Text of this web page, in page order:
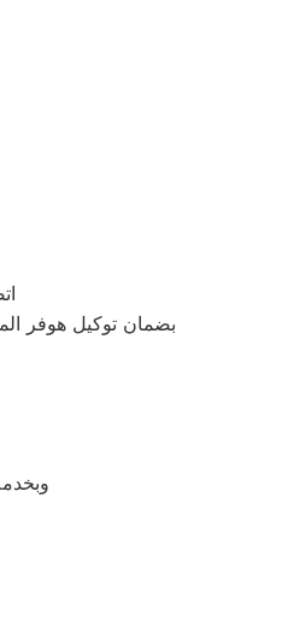
بضمان توكيل هوفر